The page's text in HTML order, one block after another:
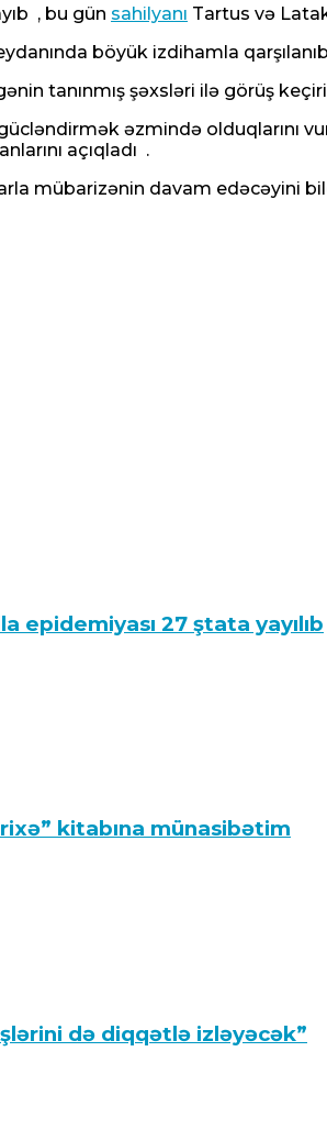
, bu gün sahilyanı Tartus və
böyük izdihamla
tanınmış şəxsləri ilə görüş
əzmində olduqlarını
açıqladı .
mübarizənin davam edəcəyini
epidemiyası 27 ştata yayılıb
kitabına münasibətim
də diqqətlə izləyəcək”